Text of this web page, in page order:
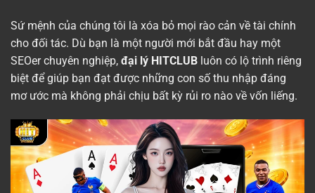
Sứ mệnh của chúng tôi là xóa bỏ mọi rào cản về tài chính
cho đối tác. Dù bạn là một người mới bắt đầu hay một
SEOer chuyên nghiệp, đại lý HITCLUB luôn có lộ trình riêng
biệt để giúp bạn đạt được những con số thu nhập đáng
mơ ước mà không phải chịu bất kỳ rủi ro nào về vốn liếng.